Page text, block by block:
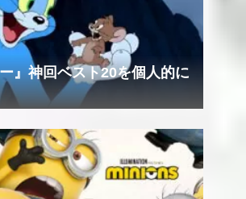
』神回ベスト20を個人的に